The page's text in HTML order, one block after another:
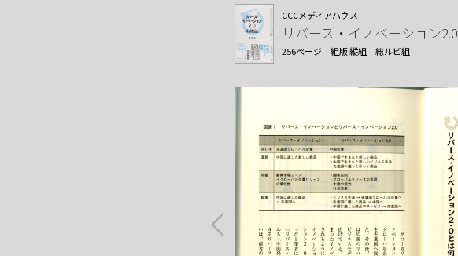
CCCメディアハウス
リバース・イノベーション2.0
256ページ 組版 縦組 総ルビ組